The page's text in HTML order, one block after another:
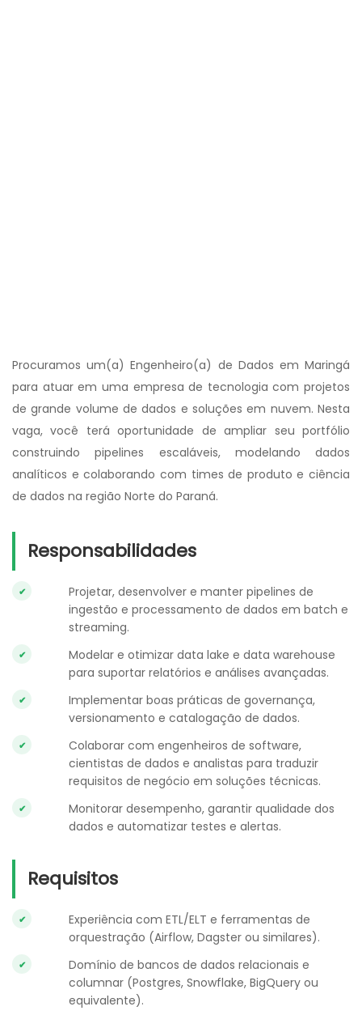
Procuramos um(a) Engenheiro(a) de Dados em Maringá
para atuar em uma empresa de tecnologia com projetos
de grande volume de dados e soluções em nuvem. Nesta
vaga, você terá oportunidade de ampliar seu portfólio
construindo pipelines escaláveis, modelando dados
analíticos e colaborando com times de produto e ciência
de dados na região Norte do Paraná.
Responsabilidades
Projetar, desenvolver e manter pipelines de
ingestão e processamento de dados em batch e
streaming.
Modelar e otimizar data lake e data warehouse
para suportar relatórios e análises avançadas.
Implementar boas práticas de governança,
versionamento e catalogação de dados.
Colaborar com engenheiros de software,
cientistas de dados e analistas para traduzir
requisitos de negócio em soluções técnicas.
Monitorar desempenho, garantir qualidade dos
dados e automatizar testes e alertas.
Requisitos
Experiência com ETL/ELT e ferramentas de
orquestração (Airflow, Dagster ou similares).
Domínio de bancos de dados relacionais e
columnar (Postgres, Snowflake, BigQuery ou
equivalente).